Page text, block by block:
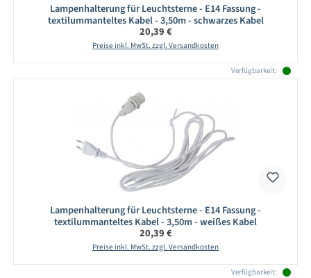
Lampenhalterung für Leuchtsterne - E14 Fassung -
textilummanteltes Kabel - 3,50m - schwarzes Kabel
Regulärer Preis:
20,39 €
Preise inkl. MwSt. zzgl. Versandkosten
Verfügbarkeit:
Lampenhalterung für Leuchtsterne - E14 Fassung -
textilummanteltes Kabel - 3,50m - weißes Kabel
Regulärer Preis:
20,39 €
Preise inkl. MwSt. zzgl. Versandkosten
Verfügbarkeit: